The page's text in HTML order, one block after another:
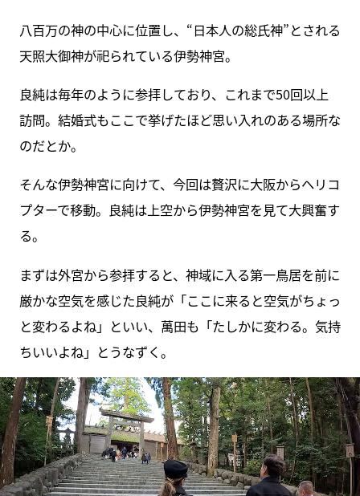
八百万の神の中心に位置し、“日本人の総氏神”とされる
天照大御神が祀られている伊勢神宮。
良純は毎年のように参拝しており、これまで50回以上
訪問。結婚式もここで挙げたほど思い入れのある場所な
のだとか。
そんな伊勢神宮に向けて、今回は贅沢に大阪からヘリコ
プターで移動。良純は上空から伊勢神宮を見て大興奮す
る。
まずは外宮から参拝すると、神域に入る第一鳥居を前に
厳かな空気を感じた良純が「ここに来ると空気がちょっ
と変わるよね」といい、萬田も「たしかに変わる。気持
ちいいよね」とうなずく。